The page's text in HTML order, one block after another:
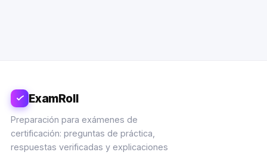
ExamRoll
Preparación para exámenes de
certificación: preguntas de práctica,
respuestas verificadas y explicaciones